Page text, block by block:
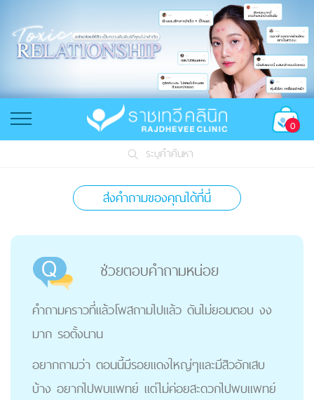
0
ระบุคำค้นหา
ส่งคำถามของคุณได้ที่นี่
ช่วยตอบคำถามหน่อย
คำถามคราวที่แล้วโพสถามไปแล้ว ดันไม่ยอมตอบ งง
มาก รอตั้งนาน
อยากถามว่า ตอนนี้มีรอยแดงใหญ่ๆและมีสิวอักเสบ
บ้าง อยากไปพบแพทย์ แต่ไม่ค่อยสะดวกไปพบแพทย์